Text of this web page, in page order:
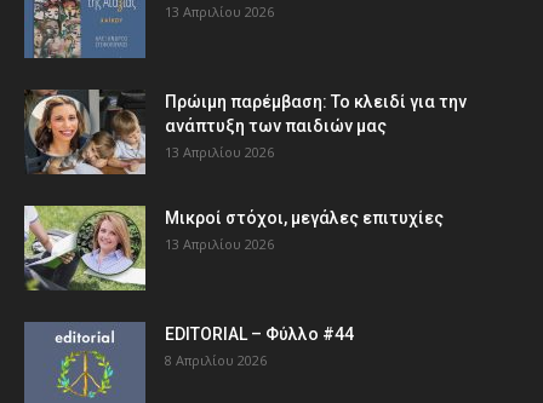
13 Απριλίου 2026
Πρώιμη παρέμβαση: Το κλειδί για την
ανάπτυξη των παιδιών µας
13 Απριλίου 2026
Μικροί στόχοι, μεγάλες επιτυχίες
13 Απριλίου 2026
EDITORIAL – Φύλλο #44
8 Απριλίου 2026